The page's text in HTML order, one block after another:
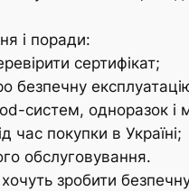
і поради:
сертифікат;
безпечну
систем, одноразок і
час покупки в Україні;
обслуговування.
зробити